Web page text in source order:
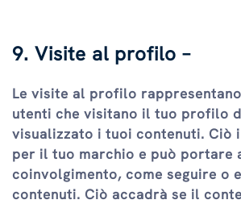
9. Visite al profilo –
Le visite al profilo
utenti che visitano il tuo profilo
visualizzato i tuoi contenuti. Ciò
per il tuo marchio e può portare
coinvolgimento, come seguire o
contenuti. Ciò accadrà se il